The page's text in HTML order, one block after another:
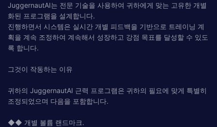
JuggernautAI는 전문 기술을 사용하여 귀하에게 맞는 고유한 개별
화된 프로그램을 설계합니다.
진행하면서 시스템은 실시간 개별 피드백을 기반으로 트레이닝 계
획을 계속 조정하여 계속해서 성장하고 강점 목표를 달성할 수 있도
록 합니다.
그것이 작동하는 이유
귀하의 JuggernautAI 근력 프로그램은 귀하의 필요에 맞게 특별히
조정되었으며 다음을 포함합니다.
◆◆ 개별 볼륨 랜드마크.